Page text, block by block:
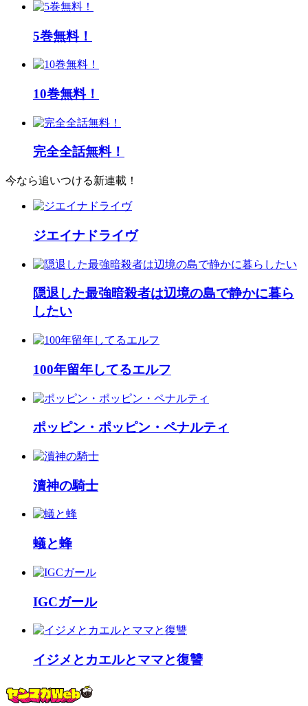
5巻無料！
10巻無料！
完全全話無料！
今なら追いつける新連載！
ジエイナドライヴ
隠退した最強暗殺者は辺境の島で静かに暮ら
したい
100年留年してるエルフ
ポッピン・ポッピン・ペナルティ
瀆神の騎士
蟻と蜂
IGCガール
イジメとカエルとママと復讐